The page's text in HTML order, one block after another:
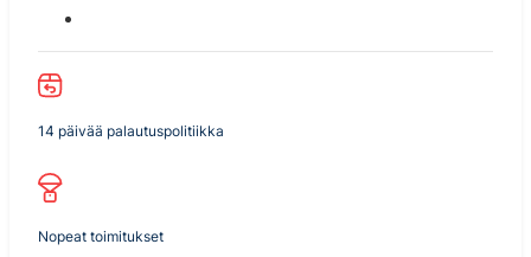
14 päivää palautuspolitiikka
Nopeat toimitukset